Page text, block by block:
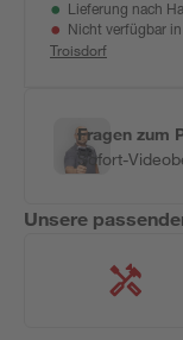
Lieferung nach
Nicht verfügbar in
Troisdorf
Fragen zum
Sofort-
Unsere